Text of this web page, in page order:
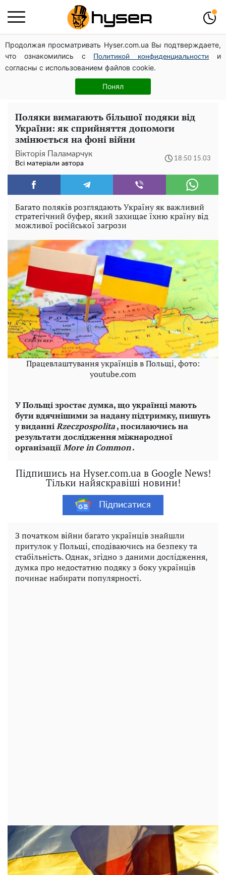
Продолжая просматривать Hyser.com.ua Вы подтверждаете,
что ознакомились с
Политикой конфиденциальности
и
согласны с использованием файлов cookie.
Понял
Гола Олена Тополя у цікавих позах змусила відвисати
щелепи: злив відео – було лише початком
Весь секрет в одній таблетці аспірину: рецепт хрумкої
та соковитої капусти на зиму. Навіть п'яти банок вам
Поляки вимагають більшої подяки від
України: як сприйняття допомоги
змінюється на фоні війни
Вікторія Паламарчук
Всі матеріали автора
18:50 15.03
Багато поляків розглядають Україну як важливий
стратегічний буфер, який захищає їхню країну від
можливої ​​російської загрози
Працевлаштування українців в Польщі, фото:
youtube.com
У Польщі зростає думка, що українці мають
бути вдячнішими за надану підтримку, пишуть
у виданніRzeczpospolita, посилаючись на
результати дослідження міжнародної
організаціїMore in Common.
Підпишись на Hyser.com.ua в Google News!
Тільки найяскравіші новини!
Підписатися
З початком війни багато українців знайшли
притулок у Польщі, сподіваючись на безпеку та
стабільність. Однак, згідно з даними дослідження,
думка про недостатню подяку з боку українців
починає набирати популярності.